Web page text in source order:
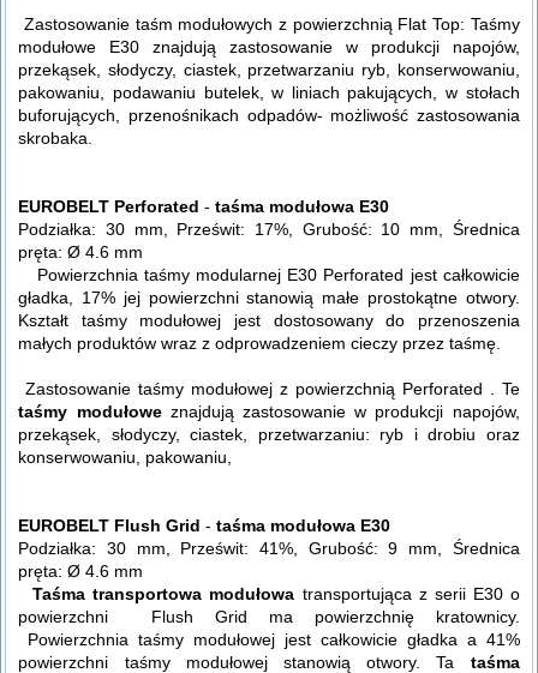
Zastosowanie taśm modułowych z powierzchnią Flat Top: Taśmy
modułowe E30 znajdują zastosowanie w produkcji napojów,
przekąsek, słodyczy, ciastek, przetwarzaniu ryb, konserwowaniu,
pakowaniu, podawaniu butelek, w liniach pakujących, w stołach
buforujących, przenośnikach odpadów- możliwość zastosowania
skrobaka.
EUROBELT Perforated- taśma modułowa E30
Podziałka: 30 mm, Prześwit: 17%, Grubość: 10 mm, Średnica
pręta: Ø 4.6 mm
Powierzchnia taśmy modularnej E30 Perforated jest całkowicie
gładka, 17% jej powierzchni stanowią małe prostokątne otwory.
Kształt taśmy modułowej jest dostosowany do przenoszenia
małych produktów wraz z odprowadzeniem cieczy przez taśmę.
Zastosowanie taśmy modułowej z powierzchnią Perforated . Te
taśmy modułoweznajdują zastosowanie w produkcji napojów,
przekąsek, słodyczy, ciastek, przetwarzaniu: ryb i drobiu oraz
konserwowaniu, pakowaniu,
EUROBELT Flush Grid- taśma modułowa E30
Podziałka: 30 mm, Prześwit: 41%, Grubość: 9 mm, Średnica
pręta: Ø 4.6 mm
Taśma transportowa modułowa transportująca z serii E30 o
powierzchni Flush Grid ma powierzchnię kratownicy.
Powierzchnia taśmy modułowej jest całkowicie gładka a 41%
powierzchni taśmy modułowej stanowią otwory. Ta taśma